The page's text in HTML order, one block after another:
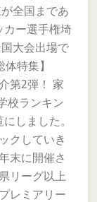
全国まであ
カー選手権埼
大会出場で
特集】
第2弾！ 家
校ランキン
しました。
クしていき
末に開催さ
リーグ以上
レミアリー